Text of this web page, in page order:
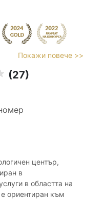
Покажи повече >>
(27)
център,
в
в областта на
ориентиран към